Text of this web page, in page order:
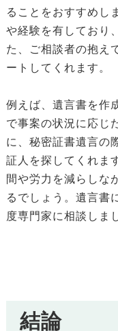
ることをおすすめし
や経験を有しており
た、ご相談者の抱え
ートしてくれます。
例えば、遺言書を作
で事案の状況に応じ
に、秘密証書遺言の
証人を探してくれま
間や労力を減らしな
るでしょう。遺言書
度専門家に相談しま
結論